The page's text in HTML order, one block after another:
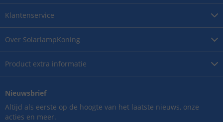
Over SolarlampKoning
Product extra informatie
Klantenservice
Nieuwsbrief
Altijd als eerste op de hoogte van het laatste nieuws, onze
acties en meer.